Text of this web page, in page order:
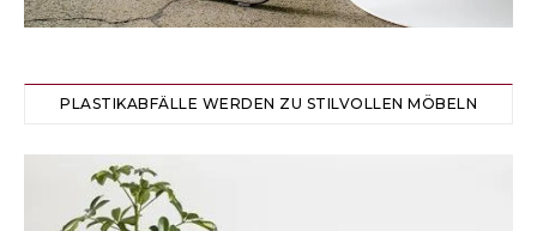
PLASTIKABFÄLLE WERDEN ZU STILVOLLEN MÖBELN